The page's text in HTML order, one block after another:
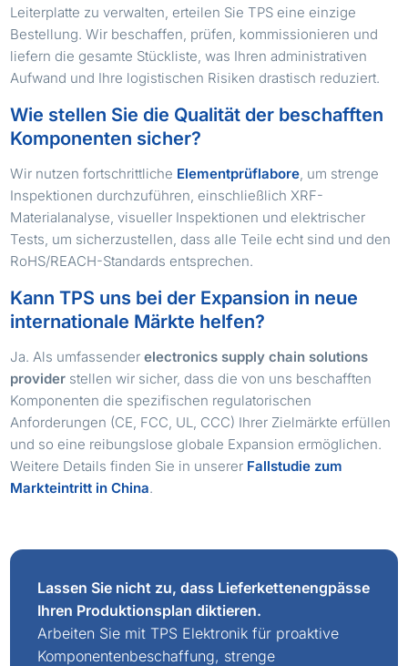
Leiterplatte zu verwalten, erteilen Sie TPS eine einzige
Bestellung. Wir beschaffen, prüfen, kommissionieren und
liefern die gesamte Stückliste, was Ihren administrativen
Aufwand und Ihre logistischen Risiken drastisch reduziert.
Wie stellen Sie die Qualität der beschafften
Komponenten sicher?
Wir nutzen fortschrittliche Elementprüflabore, um strenge
Inspektionen durchzuführen, einschließlich XRF-
Materialanalyse, visueller Inspektionen und elektrischer
Tests, um sicherzustellen, dass alle Teile echt sind und den
RoHS/REACH-Standards entsprechen.
Kann TPS uns bei der Expansion in neue
internationale Märkte helfen?
Ja. Als umfassenderelectronics supply chain solutions
provider stellen wir sicher, dass die von uns beschafften
Komponenten die spezifischen regulatorischen
Anforderungen (CE, FCC, UL, CCC) Ihrer Zielmärkte erfüllen
und so eine reibungslose globale Expansion ermöglichen.
Weitere Details finden Sie in unserer Fallstudie zum
Markteintritt in China.
Lassen Sie nicht zu, dass Lieferkettenengpässe
Ihren Produktionsplan diktieren.
Arbeiten Sie mit TPS Elektronik für proaktive
Komponentenbeschaffung, strenge